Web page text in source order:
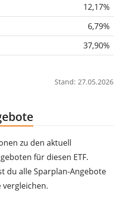
12,17%
6,79%
37,90%
Stand: 27.05.2026
zu den aktuell
für diesen ETF.
du alle Sparplan-Angebote